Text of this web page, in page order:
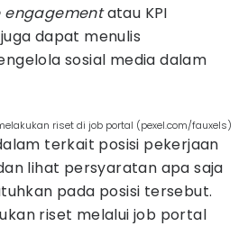
engagementatau KPI
dapat menulis
sosial media dalam
riset di job portal (pexel.com/fauxels)
terkait posisi pekerjaan
lihat persyaratan apa saja
pada posisi tersebut.
riset melalui job portal